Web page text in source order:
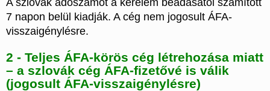
A szlovák adószámot a kérelem beadásától számított
7 napon belül kiadják. A cég nem jogosult ÁFA-
visszaigénylésre.
2 - Teljes ÁFA-körös cég létrehozása miatt
– a szlovák cég ÁFA-fizetővé is válik
(jogosult ÁFA-visszaigénylésre)